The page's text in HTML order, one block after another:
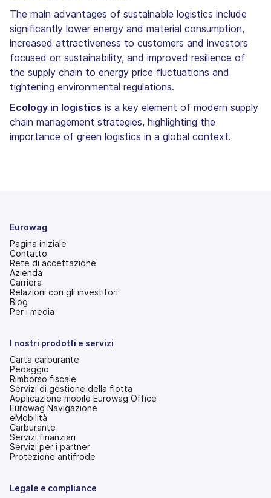
The main advantages of sustainable logistics include
significantly lower energy and material consumption,
increased attractiveness to customers and investors
focused on sustainability, and improved resilience of
the supply chain to energy price fluctuations and
tightening environmental regulations.
Ecology in logistics is a key element of modern supply
chain management strategies, highlighting the
importance of green logistics in a global context.
Eurowag
Pagina iniziale
Contatto
Rete di accettazione
Azienda
Carriera
Relazioni con gli investitori
(si
apre
nuova
scheda)
Blog
Per i media
I nostri prodotti e servizi
Carta carburante
Pedaggio
Rimborso fiscale
Servizi di gestione della flotta
Applicazione mobile Eurowag Office
Eurowag Navigazione
eMobilità
Carburante
Servizi finanziari
Servizi per i partner
Protezione antifrode
Legale e compliance